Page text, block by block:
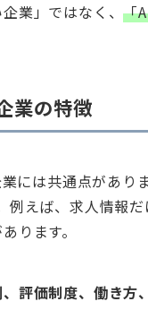
業」ではなく、「
業の特徴
には共通点があり
例えば、求人情報
ります。
評価制度、働き方